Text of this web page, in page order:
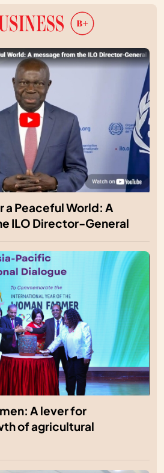
Peaceful World: A
ILO Director-General
A lever for
of agricultural